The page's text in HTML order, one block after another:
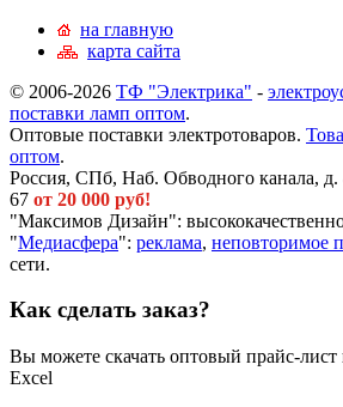
на главную
карта сайта
© 2006-2026 ТФ "Электрика" -
поставки ламп оптом.
Оптовые поставки электротоваров.
оптом.
Россия, СПб, Наб. Обводного канала,
67 от 20 000 руб!
"Максимов Дизайн":
"Медиасфера": реклама, неповторимое
сети.
Как сделать заказ?
Вы можете скачать оптовый прайс-
Excel